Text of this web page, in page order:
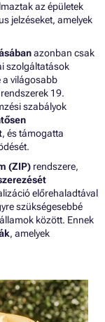
az épületek
jelzéseket, amelyek
azonban csak
szolgáltatások
a világosabb
19.
szabályok
, és támogatta
(ZIP) rendszere,
előrehaladtával
szükségesebbé
között. Ennek
, amelyek